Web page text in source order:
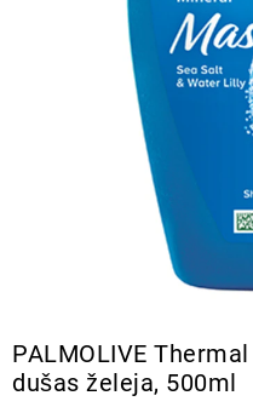
PALMOLIVE
dušas želeja, 500ml